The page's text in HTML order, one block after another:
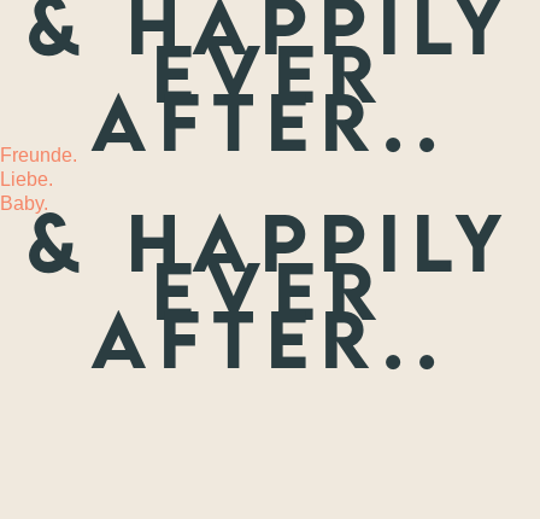
MEHR
& happily
ever
after..
Freunde.
Liebe.
Baby.& happily
ever
after..